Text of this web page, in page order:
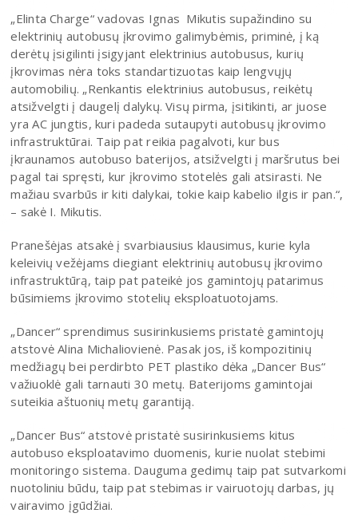
„Elinta Charge“ vadovas Ignas Mikutis supažindino su
elektrinių autobusų įkrovimo galimybėmis, priminė, į ką
derėtų įsigilinti įsigyjant elektrinius autobusus, kurių
įkrovimas nėra toks standartizuotas kaip lengvųjų
automobilių. „Renkantis elektrinius autobusus, reikėtų
atsižvelgti į daugelį dalykų. Visų pirma, įsitikinti, ar juose
yra AC jungtis, kuri padeda sutaupyti autobusų įkrovimo
infrastruktūrai. Taip pat reikia pagalvoti, kur bus
įkraunamos autobuso baterijos, atsižvelgti į maršrutus bei
pagal tai spręsti, kur įkrovimo stotelės gali atsirasti. Ne
mažiau svarbūs ir kiti dalykai, tokie kaip kabelio ilgis ir pan.“,
– sakė I. Mikutis.
Pranešėjas atsakė į svarbiausius klausimus, kurie kyla
keleivių vežėjams diegiant elektrinių autobusų įkrovimo
infrastruktūrą, taip pat pateikė jos gamintojų patarimus
būsimiems įkrovimo stotelių eksploatuotojams.
„Dancer“ sprendimus susirinkusiems pristatė gamintojų
atstovė Alina Michaliovienė. Pasak jos, iš kompozitinių
medžiagų bei perdirbto PET plastiko dėka „Dancer Bus“
važiuoklė gali tarnauti 30 metų. Baterijoms gamintojai
suteikia aštuonių metų garantiją.
„Dancer Bus“ atstovė pristatė susirinkusiems kitus
autobuso eksploatavimo duomenis, kurie nuolat stebimi
monitoringo sistema. Dauguma gedimų taip pat sutvarkomi
nuotoliniu būdu, taip pat stebimas ir vairuotojų darbas, jų
vairavimo įgūdžiai.